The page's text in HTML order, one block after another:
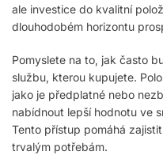
ale investice do kvalitní
dlouhodobém horizontu
Pomyslete na to, jak často
službu, kterou kupujete.
jako je předplatné nebo
nabídnout lepší hodnotu ve
Tento přístup pomáhá
trvalým potřebám.